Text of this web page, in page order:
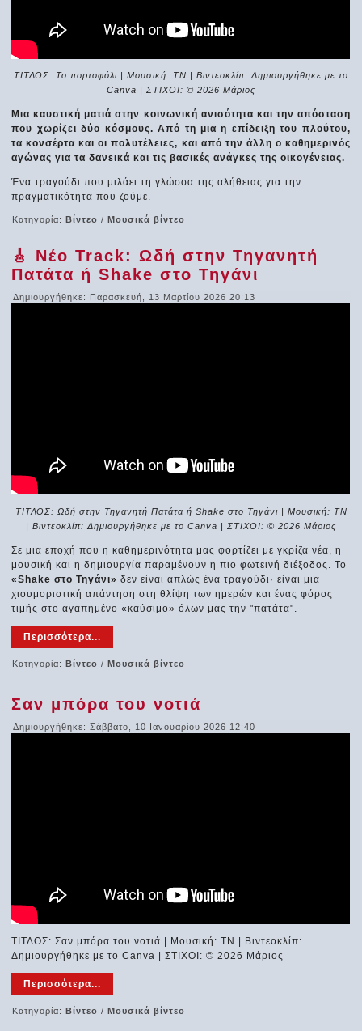
ΤΙΤΛΟΣ: Το πορτοφόλι | Μουσική: ΤΝ | Βιντεοκλίπ: Δημιουργήθηκε με το
Canva | ΣΤΙΧΟΙ: © 2026 Μάριος
Μια καυστική ματιά στην κοινωνική ανισότητα και την απόσταση
που χωρίζει δύο κόσμους. Από τη μια η επίδειξη του πλούτου,
τα κονσέρτα και οι πολυτέλειες, και από την άλλη ο καθημερινός
αγώνας για τα δανεικά και τις βασικές ανάγκες της οικογένειας.
Ένα τραγούδι που μιλάει τη γλώσσα της αλήθειας για την
πραγματικότητα που ζούμε.
Κατηγορία: Βίντεο / Μουσικά βίντεο
🎸 Νέο Track: Ωδή στην Τηγανητή
Πατάτα ή Shake στο Τηγάνι
Δημιουργήθηκε: Παρασκευή, 13 Μαρτίου 2026 20:13
ΤΙΤΛΟΣ: Ωδή στην Τηγανητή Πατάτα ή Shake στο Τηγάνι | Μουσική: ΤΝ
| Βιντεοκλίπ: Δημιουργήθηκε με το Canva | ΣΤΙΧΟΙ: © 2026 Μάριος
Σε μια εποχή που η καθημερινότητα μας φορτίζει με γκρίζα νέα, η
μουσική και η δημιουργία παραμένουν η πιο φωτεινή διέξοδος. Το
«Shake στο Τηγάνι» δεν είναι απλώς ένα τραγούδι· είναι μια
χιουμοριστική απάντηση στη θλίψη των ημερών και ένας φόρος
τιμής στο αγαπημένο «καύσιμο» όλων μας την "πατάτα".
Περισσότερα...
Κατηγορία:Βίντεο /Μουσικά βίντεο
Σαν μπόρα του νοτιά
Δημιουργήθηκε: Σάββατο, 10 Ιανουαρίου 2026 12:40
ΤΙΤΛΟΣ: Σαν μπόρα του νοτιά | Μουσική: ΤΝ | Βιντεοκλίπ:
Δημιουργήθηκε με το Canva | ΣΤΙΧΟΙ: © 2026 Μάριος
Περισσότερα...
Κατηγορία:Βίντεο /Μουσικά βίντεο